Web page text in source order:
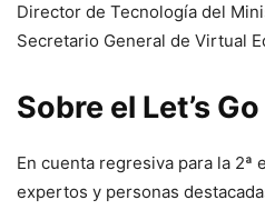
Director de Tecnología del
Secretario General de Virtual
Sobre el Let’s
En cuenta regresiva para la 2ª
expertos y personas